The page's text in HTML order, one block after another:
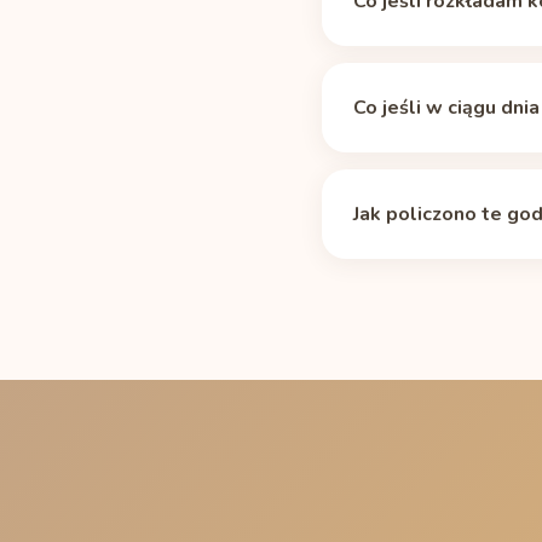
okresu półtrwania). W
półtrwania dawka
Co jeśli w ciągu
a zobaczysz wspólną
Jak policzono te